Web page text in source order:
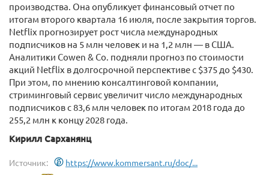
производства. Она опубликует финансовый отчет по
итогам второго квартала 16 июля, после закрытия торгов.
Netflix прогнозирует рост числа международных
подписчиков на 5 млн человек и на 1,2 млн — в США.
Аналитики Cowen & Co. подняли прогноз по стоимости
акций Netflix в долгосрочной перспективе с $375 до $430.
При этом, по мнению консалтинговой компании,
стриминговый сервис увеличит число международных
подписчиков с 83,6 млн человек по итогам 2018 года до
255,2 млн к концу 2028 года.
Кирилл Сарханянц
Источник: https://www.kommersant.ru/doc/...